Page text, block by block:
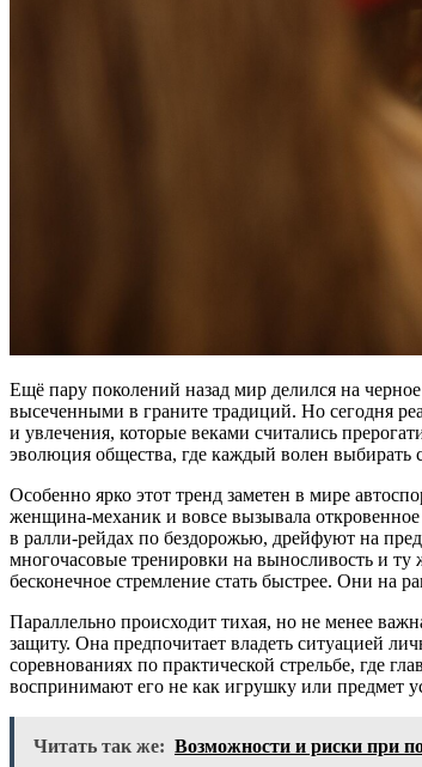
Ещё пару поколений назад мир делился на
высеченными в граните традиций. Но сегодня
и увлечения, которые веками считались
эволюция общества, где каждый волен выбирать
Особенно ярко этот тренд заметен в мире
женщина-механик и вовсе вызывала
в ралли-рейдах по бездорожью, дрейфуют на
многочасовые тренировки на выносливость и
бесконечное стремление стать быстрее. Они на
Параллельно происходит тихая, но не менее
защиту. Она предпочитает владеть ситуацией
соревнованиях по практической стрельбе, где
воспринимают его не как игрушку или предмет
Читать так же: Возможности и риски при